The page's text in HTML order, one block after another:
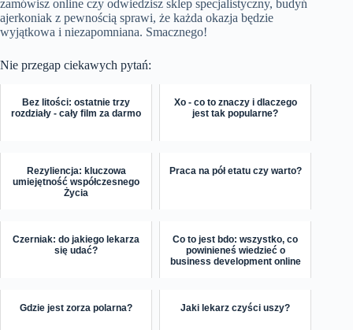
zamówisz online czy odwiedzisz sklep specjalistyczny, budyń
ajerkoniak z pewnością sprawi, że każda okazja będzie
wyjątkowa i niezapomniana. Smacznego!
Nie przegap ciekawych pytań:
Bez litości: ostatnie trzy
rozdziały - cały film za darmo
Xo - co to znaczy i dlaczego
jest tak popularne?
Rezyliencja: kluczowa
umiejętność współczesnego
Życia
Praca na pół etatu czy warto?
Czerniak: do jakiego lekarza
się udać?
Co to jest bdo: wszystko, co
powinieneś wiedzieć o
business development online
Gdzie jest zorza polarna? Jaki lekarz czyści uszy?